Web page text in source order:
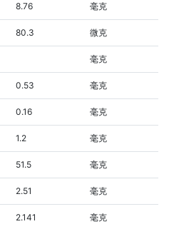
8.76 毫克
80.3 微克
毫克
0.53 毫克
0.16 毫克
1.2 毫克
51.5 毫克
2.51 毫克
2.141 毫克